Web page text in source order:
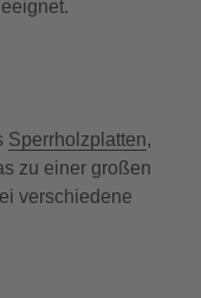
Sperrholzplatten,
zu einer großen
verschiedene